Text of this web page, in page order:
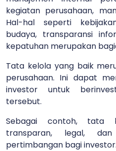
kegiatan perusahaan,
Hal-hal seperti
budaya, transparansi
kepatuhan merupakan
Tata kelola yang baik
perusahaan. Ini dapat
investor untuk
tersebut.
Sebagai contoh, tata
transparan, legal,
pertimbangan bagi investor.